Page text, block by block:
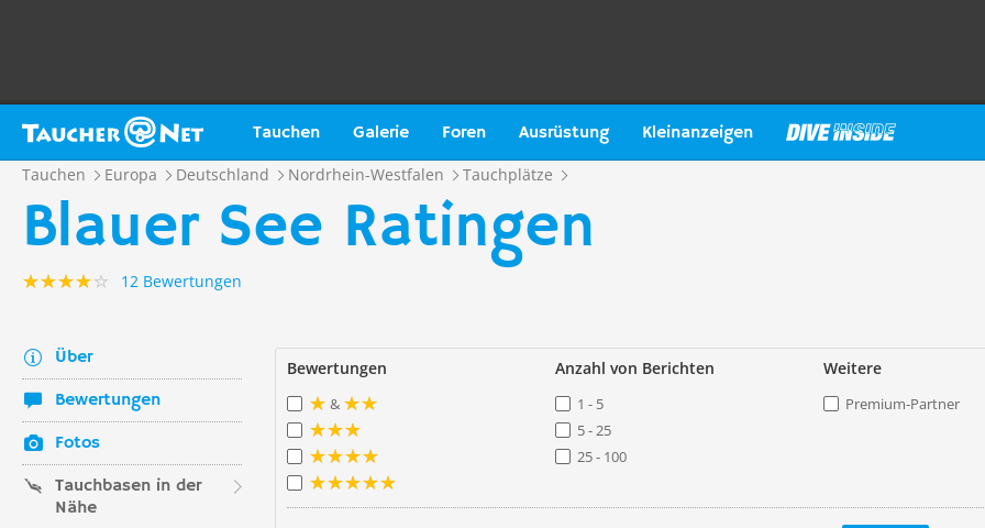
Tauchen Galerie Foren Ausrüstung Kleinanzeigen
Tauchen Europa Deutschland Nordrhein-Westfalen Tauchplätze
Blauer See Ratingen
12 Bewertungen
Über
Bewertungen
Fotos
Tauchbasen in der
Nähe
Bewertungen
&
Anzahl von Berichten
1 - 5
5 - 25
25 - 100
Weitere
Premium-Partner